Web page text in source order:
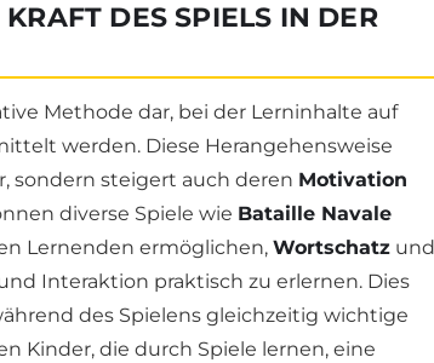
DES SPIELS IN DER
Methode dar, bei der Lerninhalte auf
werden. Diese Herangehensweise
sondern steigert auch deren Motivation
diverse Spiele wie Bataille Navale
Lernenden ermöglichen, Wortschatz und
Interaktion praktisch zu erlernen. Dies
des Spielens gleichzeitig wichtige
Kinder, die durch Spiele lernen, eine